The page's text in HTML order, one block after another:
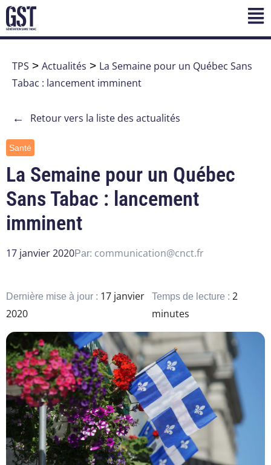
TPS > Actualités > La Semaine pour un Québec Sans
Tabac : lancement imminent
← Retour vers la liste des actualités
Santé
La Semaine pour un Québec
Sans Tabac : lancement
imminent
17 janvier 2020Par: communication@cnct.fr
Dernière mise à jour : 17 janvier
2020
Temps de lecture : 2
minutes